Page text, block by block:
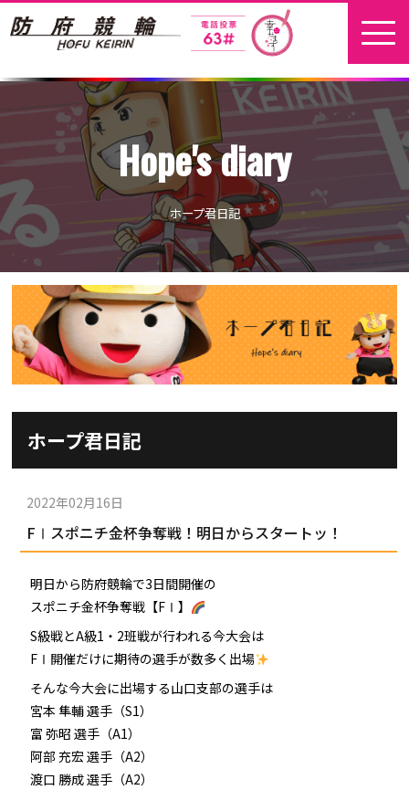
ホーム
新着情報
地元選手
お問い合わせ
開催日程
本場開催
パンフレット
出場予定選手
出走表
予想紙
イベント＆ファンサービス
Kの3本勝負（本命予想）
崖っぷちのK（穴予想）
Kの地元推し！（地元予想）
施設ガイド
施設紹介
有料席
KEIRINパーク
バンク紹介
アクセス
防府けいりん駅前SC
車券の購入方法
DOKOTO
電話・FAXサービス
歴代優勝者を紹介
非開催日の払戻し場所について
協賛レース募集
横断幕掲出について
その他
防府競輪研究所
ホープ君日記
Kからの挑戦状
防府競輪を予想するKとは？
防府競輪キャラクター
サイトポリシー
Hope's diary
ホープ君日記
ホープ君日記
2022年02月16日
FⅠスポニチ金杯争奪戦！明日からスタートッ！
明日から防府競輪で3日間開催の
スポニチ金杯争奪戦【FⅠ】
S級戦とA級1・2班戦が行われる今大会は
FⅠ開催だけに期待の選手が数多く出場
そんな今大会に出場する山口支部の選手は
宮本 隼輔 選手（S1）
富 弥昭 選手（A1）
阿部 充宏 選手（A2）
渡口 勝成 選手（A2）